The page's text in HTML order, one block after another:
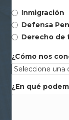
Inmigración
Defensa
Derecho de
¿Cómo nos
¿En qué